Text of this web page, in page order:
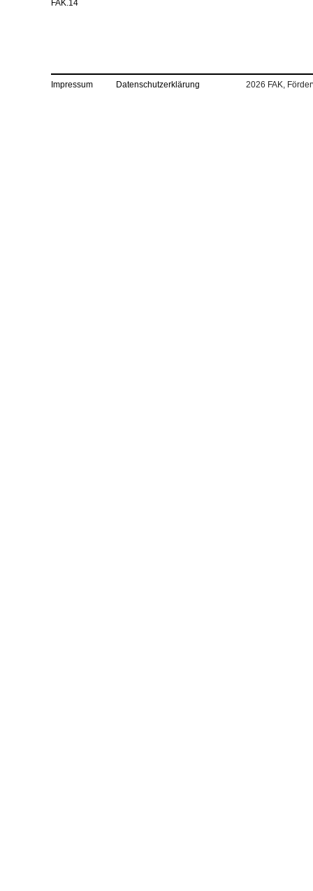
FAK.14
Impressum Datenschutzerklärung 2026 FAK,